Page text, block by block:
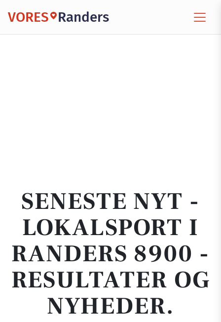
VORES Randers
SENESTE NYT -
LOKALSPORT I
RANDERS 8900 -
RESULTATER OG
NYHEDER.